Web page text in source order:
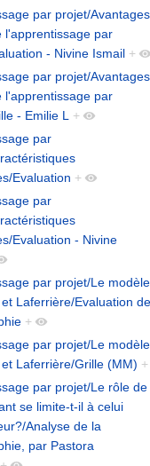
par projet/
l'apprentissage par
- Nivine Ismail +
par projet/
l'apprentissage par
- Emilie L +
par
Evaluation +
par
Evaluation - Nivine
par projet/Le
Laferrière/Evaluation
+
par projet/Le
Laferrière/Grille (MM) +
par projet/Le rôle de
se limite-t-il à celui
Analyse de la
par Pastora